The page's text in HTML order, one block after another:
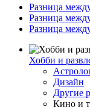
Разница
Разница
Разница
Хобби и
Дизайн
Другие
Кино и